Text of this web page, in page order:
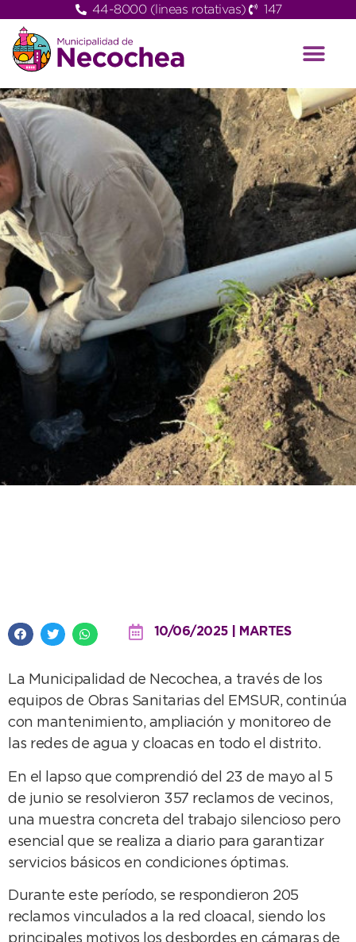
44-8000 (lineas rotativas) 147
10/06/2025 | MARTES
La Municipalidad de Necochea, a través de los
equipos de Obras Sanitarias del EMSUR, continúa
con mantenimiento, ampliación y monitoreo de
las redes de agua y cloacas en todo el distrito.
En el lapso que comprendió del 23 de mayo al 5
de junio se resolvieron 357 reclamos de vecinos,
una muestra concreta del trabajo silencioso pero
esencial que se realiza a diario para garantizar
servicios básicos en condiciones óptimas.
Durante este período, se respondieron 205
reclamos vinculados a la red cloacal, siendo los
principales motivos los desbordes en cámaras de